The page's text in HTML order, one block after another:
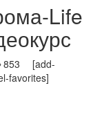
Life
853 [add-
favorites]